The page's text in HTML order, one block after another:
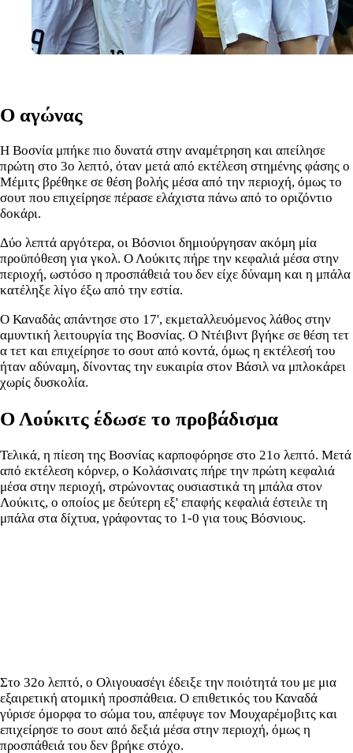
Ο αγώνας
Η Βοσνία μπήκε πιο δυνατά στην αναμέτρηση και απείλησε
πρώτη στο 3ο λεπτό, όταν μετά από εκτέλεση στημένης φάσης ο
Μέμιτς βρέθηκε σε θέση βολής μέσα από την περιοχή, όμως το
σουτ που επιχείρησε πέρασε ελάχιστα πάνω από το οριζόντιο
δοκάρι.
Δύο λεπτά αργότερα, οι Βόσνιοι δημιούργησαν ακόμη μία
προϋπόθεση για γκολ. Ο Λούκιτς πήρε την κεφαλιά μέσα στην
περιοχή, ωστόσο η προσπάθειά του δεν είχε δύναμη και η μπάλα
κατέληξε λίγο έξω από την εστία.
Ο Καναδάς απάντησε στο 17', εκμεταλλευόμενος λάθος στην
αμυντική λειτουργία της Βοσνίας. Ο Ντέιβιντ βγήκε σε θέση τετ
α τετ και επιχείρησε το σουτ από κοντά, όμως η εκτέλεσή του
ήταν αδύναμη, δίνοντας την ευκαιρία στον Βάσιλ να μπλοκάρει
χωρίς δυσκολία.
Ο Λούκιτς έδωσε το προβάδισμα
Τελικά, η πίεση της Βοσνίας καρποφόρησε στο 21ο λεπτό. Μετά
από εκτέλεση κόρνερ, ο Κολάσινατς πήρε την πρώτη κεφαλιά
μέσα στην περιοχή, στρώνοντας ουσιαστικά τη μπάλα στον
Λούκιτς, ο οποίος με δεύτερη εξ' επαφής κεφαλιά έστειλε τη
μπάλα στα δίχτυα, γράφοντας το 1-0 για τους Βόσνιους.
Στο 32ο λεπτό, ο Ολιγουασέγι έδειξε την ποιότητά του με μια
εξαιρετική ατομική προσπάθεια. Ο επιθετικός του Καναδά
γύρισε όμορφα το σώμα του, απέφυγε τον Μουχαρέμοβιτς και
επιχείρησε το σουτ από δεξιά μέσα στην περιοχή, όμως η
προσπάθειά του δεν βρήκε στόχο.